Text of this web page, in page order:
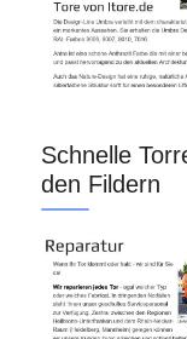
Schnelle
den Fildern